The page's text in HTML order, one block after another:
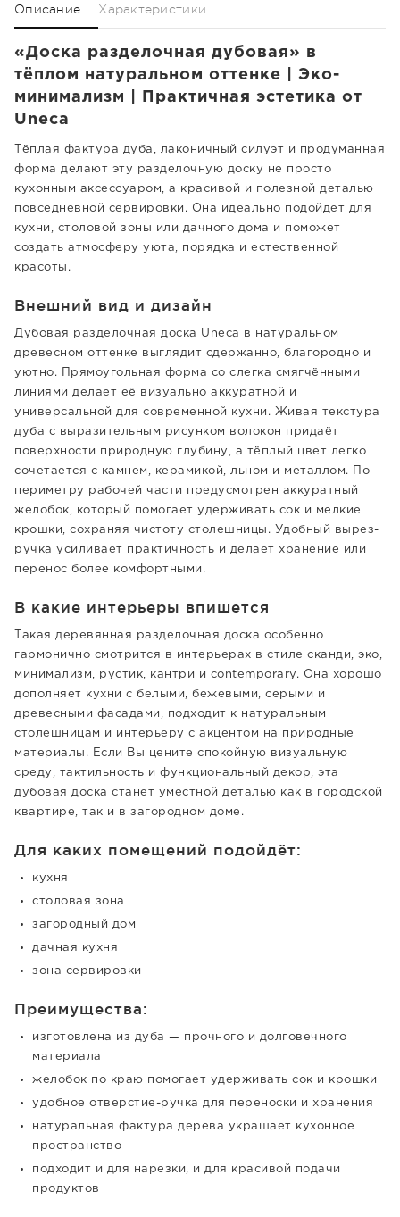
Описание Характеристики
«Доска разделочная дубовая» в
тёплом натуральном оттенке | Эко-
минимализм | Практичная эстетика от
Uneca
Тёплая фактура дуба, лаконичный силуэт и продуманная
форма делают эту разделочную доску не просто
кухонным аксессуаром, а красивой и полезной деталью
повседневной сервировки. Она идеально подойдет для
кухни, столовой зоны или дачного дома и поможет
создать атмосферу уюта, порядка и естественной
красоты.
Внешний вид и дизайн
Дубовая разделочная доска Uneca в натуральном
древесном оттенке выглядит сдержанно, благородно и
уютно. Прямоугольная форма со слегка смягчёнными
линиями делает её визуально аккуратной и
универсальной для современной кухни. Живая текстура
дуба с выразительным рисунком волокон придаёт
поверхности природную глубину, а тёплый цвет легко
сочетается с камнем, керамикой, льном и металлом. По
периметру рабочей части предусмотрен аккуратный
желобок, который помогает удерживать сок и мелкие
крошки, сохраняя чистоту столешницы. Удобный вырез-
ручка усиливает практичность и делает хранение или
перенос более комфортными.
В какие интерьеры впишется
Такая деревянная разделочная доска особенно
гармонично смотрится в интерьерах в стиле сканди, эко,
минимализм, рустик, кантри и contemporary. Она хорошо
дополняет кухни с белыми, бежевыми, серыми и
древесными фасадами, подходит к натуральным
столешницам и интерьеру с акцентом на природные
материалы. Если Вы цените спокойную визуальную
среду, тактильность и функциональный декор, эта
дубовая доска станет уместной деталью как в городской
квартире, так и в загородном доме.
Для каких помещений подойдёт:
кухня
столовая зона
загородный дом
дачная кухня
зона сервировки
Преимущества:
изготовлена из дуба — прочного и долговечного
материала
желобок по краю помогает удерживать сок и крошки
удобное отверстие-ручка для переноски и хранения
натуральная фактура дерева украшает кухонное
пространство
подходит и для нарезки, и для красивой подачи
продуктов